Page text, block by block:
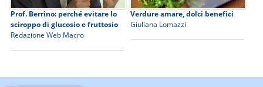
Prof. Berrino: perché evitare lo
sciroppo di glucosio e fruttosio
Redazione Web Macro
Verdure amare, dolci benefici
Giuliana Lomazzi